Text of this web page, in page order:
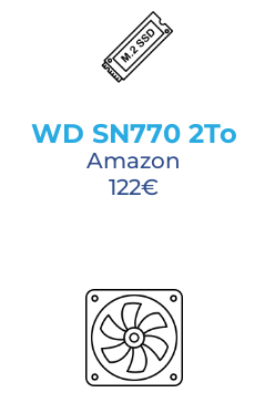
WD SN770 2To
Amazon
122€